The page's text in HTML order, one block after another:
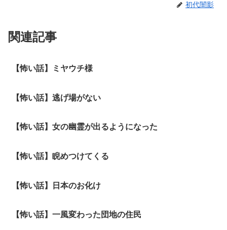
初代闇影
関連記事
【怖い話】ミヤウチ様
【怖い話】逃げ場がない
【怖い話】女の幽霊が出るようになった
【怖い話】睨めつけてくる
【怖い話】日本のお化け
【怖い話】一風変わった団地の住民